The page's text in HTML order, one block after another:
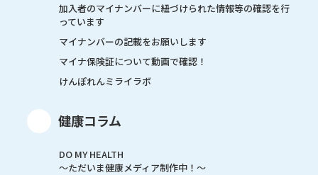
加入者のマイナンバーに紐づけられた情報等の確認を行
っています
マイナンバーの記載をお願いします
マイナ保険証について動画で確認！
けんぽれんミライラボ
健康コラム
DO MY HEALTH
～ただいま健康メディア制作中！～